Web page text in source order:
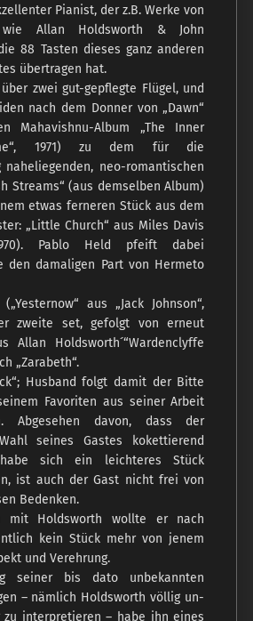
Pianist, der z.B. Werke von
wie Allan Holdsworth & John
88 Tasten dieses ganz anderen
übertragen hat.
zwei gut-gepflegte Flügel, und
nach dem Donner von „Dawn“
Mahavishnu-Album „The Inner
1971) zu dem für die
naheliegenden, neo-romantischen
Streams“ (aus demselben Album)
etwas ferneren Stück aus dem
„Little Church“ aus Miles Davis
Pablo Held pfeift dabei
den damaligen Part von Hermeto
aus „Jack Johnson“,
zweite set, gefolgt von erneut
Allan Holdsworth´“Wardenclyffe
„Zarabeth“.
Husband folgt damit der Bitte
Favoriten aus seiner Arbeit
Abgesehen davon, dass der
seines Gastes kokettierend
sich ein leichteres Stück
ist auch der Gast nicht frei von
Bedenken.
mit Holdsworth wollte er nach
kein Stück mehr von jenem
und Verehrung.
seiner bis dato unbekannten
– nämlich Holdsworth völlig un-
zu interpretieren – habe ihn eines